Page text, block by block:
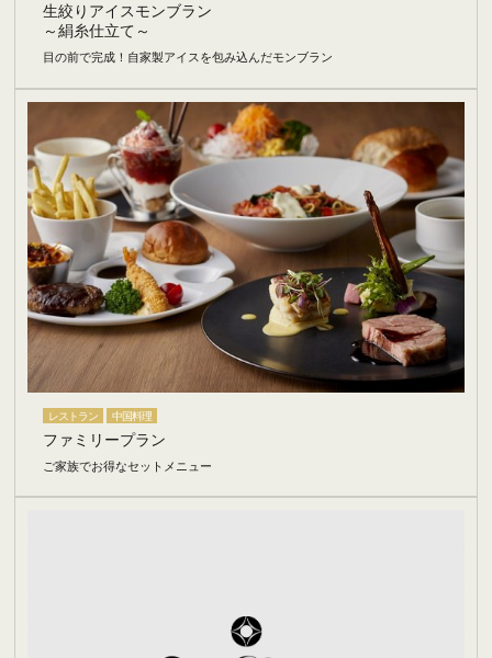
生絞りアイスモンブラン
～絹糸仕立て～
目の前で完成！自家製アイスを包み込んだモンブラン
レストラン 中国料理
ファミリープラン
ご家族でお得なセットメニュー